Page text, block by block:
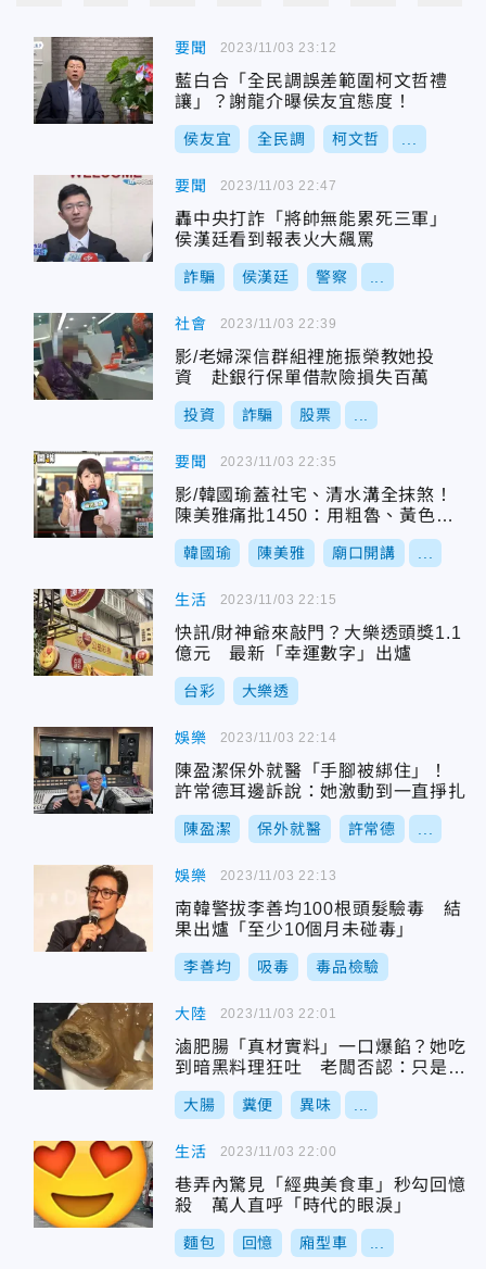
要聞
藍白合「全民調誤差範圍柯文哲禮
讓」？謝龍介曝侯友宜態度！
侯友宜 全民調 柯文哲
2023/11/03 23:12
要聞
轟中央打詐「將帥無能累死三軍」
侯漢廷看到報表火大飆罵
詐騙 侯漢廷 警察
2023/11/03 22:47
社會
影/老婦深信群組裡施振榮教她投
資 赴銀行保單借款險損失百萬
投資 詐騙 股票
2023/11/03 22:39
要聞
影/韓國瑜蓋社宅、清水溝全抹煞！
陳美雅痛批1450：用粗魯、黃色言
語羞辱我
韓國瑜 陳美雅 廟口開講
2023/11/03 22:35
生活
快訊/財神爺來敲門？大樂透頭獎1.1
億元 最新「幸運數字」出爐
台彩 大樂透
2023/11/03 22:15
娛樂
陳盈潔保外就醫「手腳被綁住」！
許常德耳邊訴說：她激動到一直掙扎
陳盈潔 保外就醫 許常德
2023/11/03 22:14
娛樂
南韓警拔李善均100根頭髮驗毒 結
果出爐「至少10個月未碰毒」
李善均 吸毒 毒品檢驗
2023/11/03 22:13
大陸
滷肥腸「真材實料」一口爆餡？她吃
到暗黑料理狂吐 老闆否認：只是滷
料渣
大腸 糞便 異味
2023/11/03 22:01
生活
巷弄內驚見「經典美食車」秒勾回憶
殺 萬人直呼「時代的眼淚」
麵包 回憶 廂型車
2023/11/03 22:00